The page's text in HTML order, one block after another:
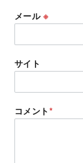
メール ※
サイト
コメント*